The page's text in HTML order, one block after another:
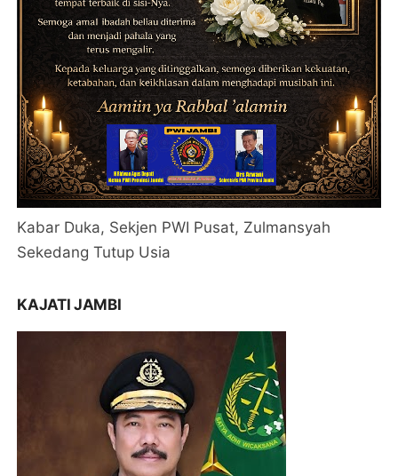
Kabar Duka, Sekjen PWI Pusat, Zulmansyah
Sekedang Tutup Usia
KAJATI JAMBI